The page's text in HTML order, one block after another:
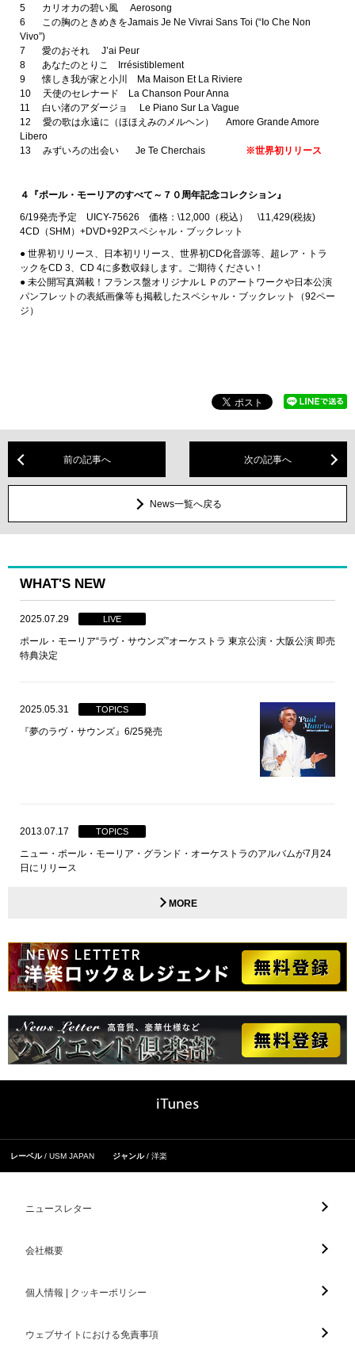
5 カリオカの碧い風 Aerosong
6 この胸のときめきをJamais Je Ne Vivrai Sans Toi (“Io Che Non
Vivo”)
7 愛のおそれ J’ai Peur
8 あなたのとりこ Irrésistiblement
9 懐しき我が家と小川 Ma Maison Et La Riviere
10 天使のセレナード La Chanson Pour Anna
11 白い渚のアダージョ Le Piano Sur La Vague
12 愛の歌は永遠に（ほほえみのメルヘン） Amore Grande Amore
Libero
13 みずいろの出会い Je Te Cherchais ※世界初リリース
４『ポール・モーリアのすべて～７０周年記念コレクション』
6/19発売予定 UICY-75626 価格：\12,000（税込） \11,429(税抜)
4CD（SHM）+DVD+92Pスペシャル・ブックレット
● 世界初リリース、日本初リリース、世界初CD化音源等、超レア・トラ
ックをCD 3、CD 4に多数収録します。ご期待ください！
● 未公開写真満載！フランス盤オリジナルＬＰのアートワークや日本公演
パンフレットの表紙画像等も掲載したスペシャル・ブックレット（92ペー
ジ）
前の記事へ 次の記事へ
News一覧へ戻る
WHAT'S NEW
2025.07.29 LIVE
ポール・モーリア“ラヴ・サウンズ”オーケストラ 東京公演・大阪公演 即売
特典決定
2025.05.31 TOPICS
『夢のラヴ・サウンズ』6/25発売
2013.07.17 TOPICS
ニュー・ポール・モーリア・グランド・オーケストラのアルバムが7月24
日にリリース
MORE
レーベル USM JAPAN ジャンル 洋楽
ニュースレター
会社概要
個人情報 | クッキーポリシー
ウェブサイトにおける免責事項